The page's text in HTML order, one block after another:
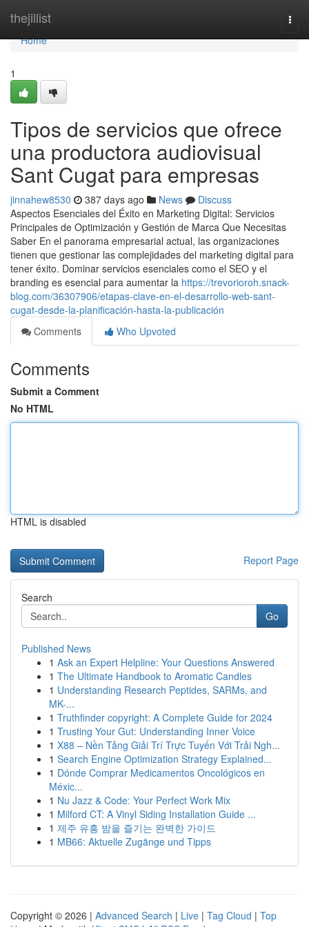
thejillist
Home
Home
1
Tipos de servicios que ofrece
una productora audiovisual
Sant Cugat para empresas
jinnahew8530 387 days ago News
Discuss
Aspectos Esenciales del Éxito en Marketing Digital: Servicios
Principales de Optimización y Gestión de Marca Que Necesitas
Saber En el panorama empresarial actual, las organizaciones
tienen que gestionar las complejidades del marketing digital para
tener éxito. Dominar servicios esenciales como el SEO y el
branding es esencial para aumentar la https://trevorioroh.snack-
blog.com/36307906/etapas-clave-en-el-desarrollo-web-sant-
cugat-desde-la-planificación-hasta-la-publicación
Comments
Who Upvoted
Comments
Submit a Comment
No HTML
HTML is disabled
Report Page
Search
Go
Published News
1 Ask an Expert Helpline: Your Questions Answered
1 The Ultimate Handbook to Aromatic Candles
1 Understanding Research Peptides, SARMs, and
MK-...
1 Truthfinder copyright: A Complete Guide for 2024
1 Trusting Your Gut: Understanding Inner Voice
1 X88 – Nền Tảng Giải Trí Trực Tuyến Với Trải Ngh...
1 Search Engine Optimization Strategy Explained...
1 Dónde Comprar Medicamentos Oncológicos en
Méxic...
1 Nu Jazz & Code: Your Perfect Work Mix
1 Milford CT: A Vinyl Siding Installation Guide ...
1 제주 유흥 밤을 즐기는 완벽한 가이드
1 MB66: Aktuelle Zugänge und Tipps
Copyright © 2026 | Advanced Search | Live | Tag Cloud | Top